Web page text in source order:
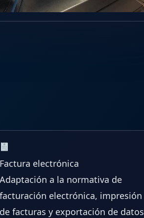
Factura electrónica
Adaptación a la normativa de
facturación electrónica, impresión
de facturas y exportación de datos